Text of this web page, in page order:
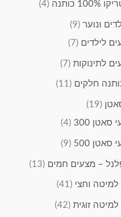
כותנה (4)
ונוער (9)
לילדים (7)
לתינוקות (7)
חלקים (11)
(19)
סאטן 300
(4)
סאטן 500 (9)
– מצעים חמים (13)
וחצי (41)
זוגית (42)